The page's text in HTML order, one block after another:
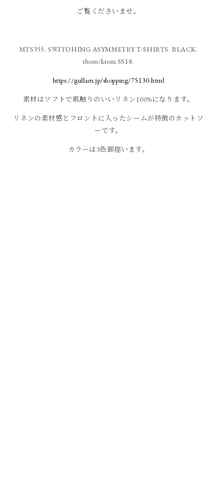
ご覧くださいませ。
MTS355. SWITOHING ASYMMETRY T-SHIRTS. BLACK.
thom/krom SS18.
https://gullam.jp/shopping/75130.html
素材はソフトで肌触りのいいリネン100%になります。
リネンの素材感とフロントに入ったシームが特徴のカットソ
ーです。
カラーは3色御座います。